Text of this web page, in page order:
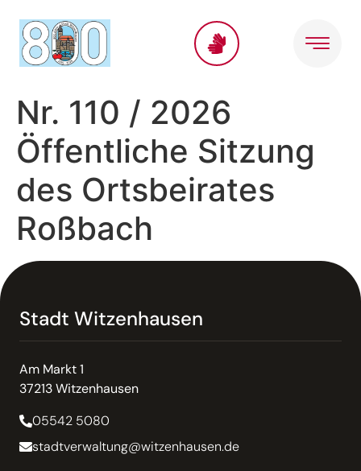
springen
Nr. 110 / 2026
Öffentliche Sitzung
des Ortsbeirates
Roßbach
Stadt Witzenhausen
Am Markt 1
37213 Witzenhausen
05542 5080
stadtverwaltung@witzenhausen.de